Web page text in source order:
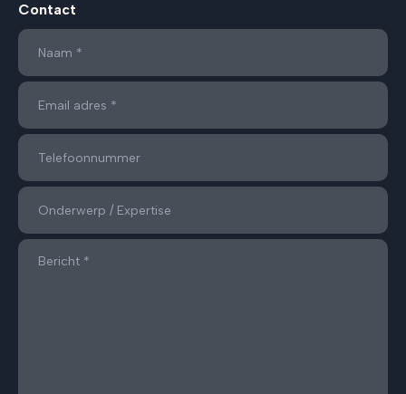
Contact